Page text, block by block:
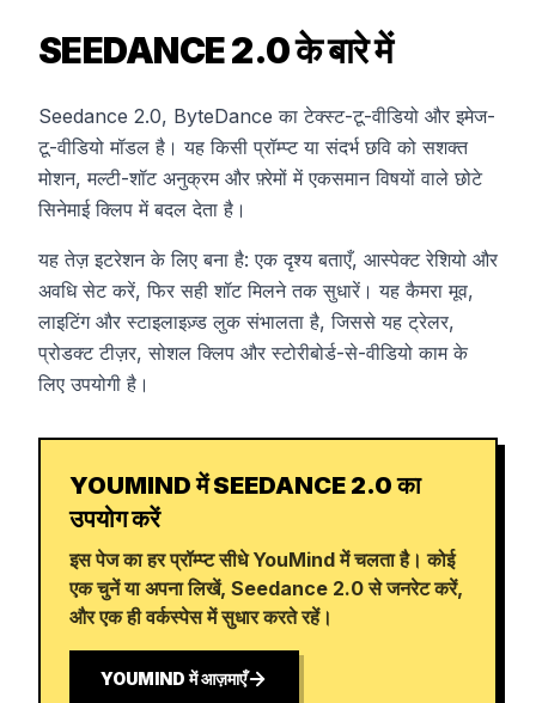
SEEDANCE 2.0 के बारे में
Seedance 2.0, ByteDance का टेक्स्ट-टू-वीडियो और इमेज-
टू-वीडियो मॉडल है। यह किसी प्रॉम्प्ट या संदर्भ छवि को सशक्त
मोशन, मल्टी-शॉट अनुक्रम और फ़्रेमों में एकसमान विषयों वाले छोटे
सिनेमाई क्लिप में बदल देता है।
यह तेज़ इटरेशन के लिए बना है: एक दृश्य बताएँ, आस्पेक्ट रेशियो और
अवधि सेट करें, फिर सही शॉट मिलने तक सुधारें। यह कैमरा मूव,
लाइटिंग और स्टाइलाइज़्ड लुक संभालता है, जिससे यह ट्रेलर,
प्रोडक्ट टीज़र, सोशल क्लिप और स्टोरीबोर्ड-से-वीडियो काम के
लिए उपयोगी है।
YOUMIND में SEEDANCE 2.0 का
उपयोग करें
इस पेज का हर प्रॉम्प्ट सीधे YouMind में चलता है। कोई
एक चुनें या अपना लिखें, Seedance 2.0 से जनरेट करें,
और एक ही वर्कस्पेस में सुधार करते रहें।
YOUMIND में आज़माएँ